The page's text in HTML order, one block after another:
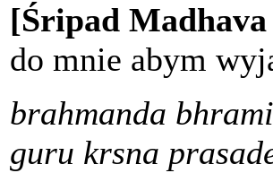
[Śripad
do mnie abym
brahmanda
guru krsna